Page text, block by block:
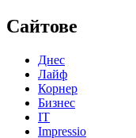
Сайтове
Днес
Лайф
Корнер
Бизнес
IT
Impressio